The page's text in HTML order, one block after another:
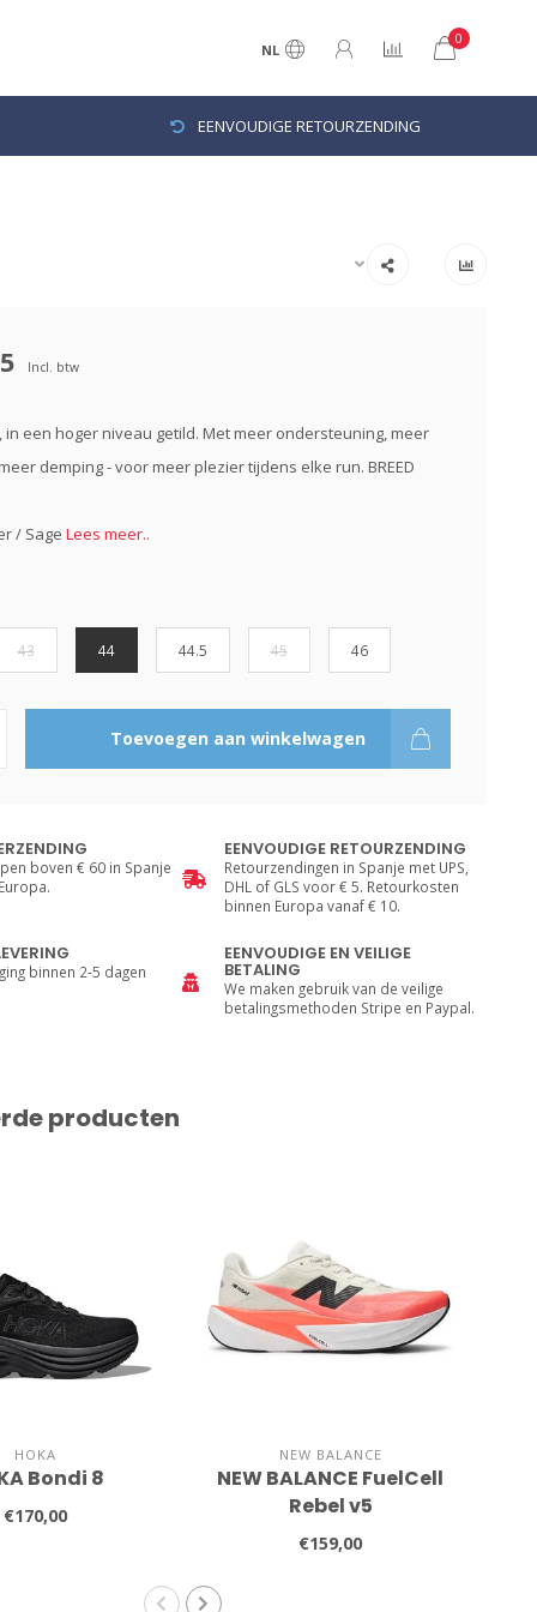
NL
0
EENVOUDIGE RETOURZENDING
Incl. btw
in een hoger niveau getild. Met meer ondersteuning, meer
demping - voor meer plezier tijdens elke run. BREED
/ Sage Lees meer..
43 44 44.5 45 46
Toevoegen aan winkelwagen
boven € 60 in Spanje
EENVOUDIGE RETOURZENDING
Retourzendingen in Spanje met UPS,
DHL of GLS voor € 5. Retourkosten
binnen Europa vanaf € 10.
binnen 2-5 dagen
EENVOUDIGE EN VEILIGE
BETALING
We maken gebruik van de veilige
betalingsmethoden Stripe en Paypal.
producten
HOKA
Bondi 8
€170,00
NEW BALANCE
NEW BALANCE FuelCell
Rebel v5
€159,00